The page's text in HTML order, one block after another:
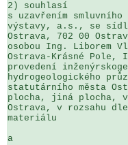
2) souhlasí
s uzavřením
výstavy, a.s., se
Ostrava, 702 00
osobou Ing. Liborem
Ostrava-Krásné Pole,
provedení
hydrogeologického
statutárního města
plocha, jiná plocha, v
Ostrava, v rozsahu
materiálu
a